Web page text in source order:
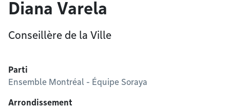
Diana Varela
Conseillère de la Ville
Parti
Ensemble Montréal - Équipe Soraya
Arrondissement